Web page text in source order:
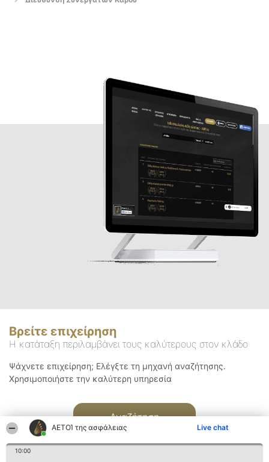
ΑΕΤΟΊ της ασφάλειας Live chat
10:00
Βρείτε επιχείρηση
Η κατάταξη περιλαμβάνει τους καλύτερους στον κλάδο
Ψάχνετε επιχείρηση; Ελέγξτε τη μηχανή αναζήτησης.
Χρησιμοποιήστε την καλύτερη υπηρεσία
Αναζήτηση